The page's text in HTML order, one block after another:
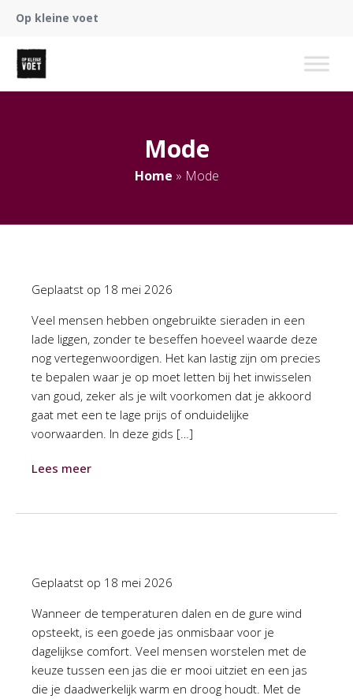
Op kleine voet
Mode
Home » Mode
Geplaatst op 18 mei 2026
Veel mensen hebben ongebruikte sieraden in een
lade liggen, zonder te beseffen hoeveel waarde deze
nog vertegenwoordigen. Het kan lastig zijn om precies
te bepalen waar je op moet letten bij het inwisselen
van goud, zeker als je wilt voorkomen dat je akkoord
gaat met een te lage prijs of onduidelijke
voorwaarden. In deze gids […]
Lees meer
Geplaatst op 18 mei 2026
Wanneer de temperaturen dalen en de gure wind
opsteekt, is een goede jas onmisbaar voor je
dagelijkse comfort. Veel mensen worstelen met de
keuze tussen een jas die er mooi uitziet en een jas
die je daadwerkelijk warm en droog houdt. Met de